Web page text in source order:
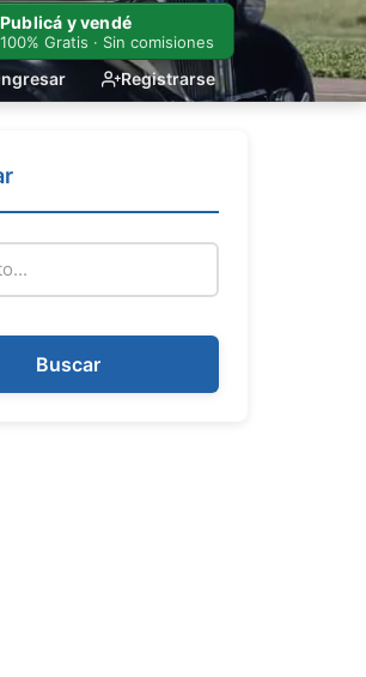
Publicá y vendé
100% Gratis · Sin comisiones
Registrarse
Buscar